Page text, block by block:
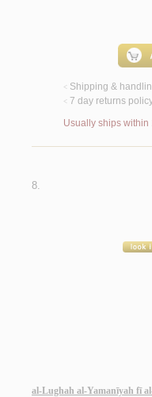
< Shipping &
< 7 day returns
Usually ships within
8.
al-Lughah al-Yamanīyah fī